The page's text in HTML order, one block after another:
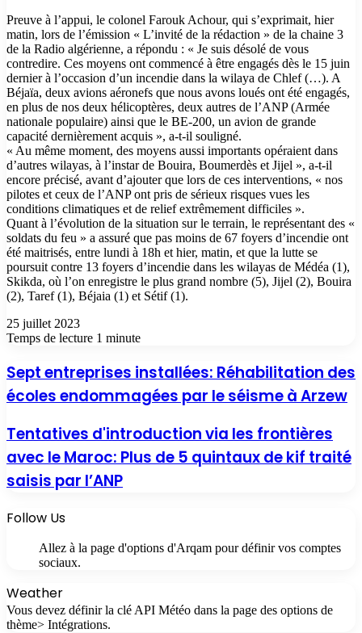
Preuve à l’appui, le colonel Farouk Achour, qui s’exprimait, hier
matin, lors de l’émission « L’invité de la rédaction » de la chaine 3
de la Radio algérienne, a répondu : « Je suis désolé de vous
contredire. Ces moyens ont commencé à être engagés dès le 15 juin
dernier à l’occasion d’un incendie dans la wilaya de Chlef (…). A
Béjaïa, deux avions aéronefs que nous avons loués ont été engagés,
en plus de nos deux hélicoptères, deux autres de l’ANP (Armée
nationale populaire) ainsi que le BE-200, un avion de grande
capacité dernièrement acquis », a-t-il souligné.
« Au même moment, des moyens aussi importants opéraient dans
d’autres wilayas, à l’instar de Bouira, Boumerdès et Jijel », a-t-il
encore précisé, avant d’ajouter que lors de ces interventions, « nos
pilotes et ceux de l’ANP ont pris de sérieux risques vues les
conditions climatiques et de relief extrêmement difficiles ».
Quant à l’évolution de la situation sur le terrain, le représentant des «
soldats du feu » a assuré que pas moins de 67 foyers d’incendie ont
été maitrisés, entre lundi à 18h et hier, matin, et que la lutte se
poursuit contre 13 foyers d’incendie dans les wilayas de Médéa (1),
Skikda, où l’on enregistre le plus grand nombre (5), Jijel (2), Bouira
(2), Taref (1), Béjaia (1) et Sétif (1).
25 juillet 2023
Temps de lecture 1 minute
Sept entreprises installées: Réhabilitation des
écoles endommagées par le séisme à Arzew
Tentatives d'introduction via les frontières
avec le Maroc: Plus de 5 quintaux de kif traité
saisis par l’ANP
Follow Us
Allez à la page d'options d'Arqam pour définir vos comptes
sociaux.
Weather
Vous devez définir la clé API Météo dans la page des options de
thème> Intégrations.